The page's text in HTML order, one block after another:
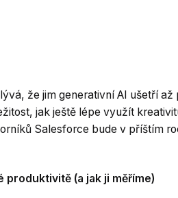
že jim generativní AI ušetří až
jak ještě lépe využít
Salesforce bude v příštím
produktivitě (a jak ji měříme)